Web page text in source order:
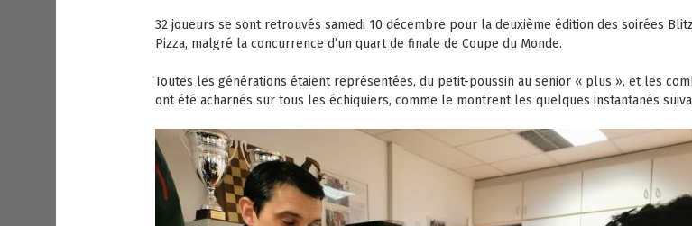
32 joueurs se sont retrouvés samedi 10 décembre pour la deuxième édition des soirées
Pizza, malgré la concurrence d’un quart de finale de Coupe du Monde.
Toutes les générations étaient représentées, du petit-poussin au senior « plus », et les
ont été acharnés sur tous les échiquiers, comme le montrent les quelques instantanés